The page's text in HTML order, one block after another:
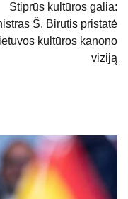
Stiprūs kultūros galia:
Š. Birutis pristatė
kultūros kanono
viziją